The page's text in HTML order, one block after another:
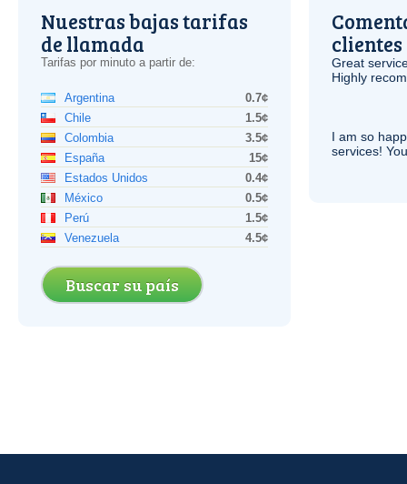
Nuestras bajas tarifas
de llamada
Tarifas por minuto a partir de:
Argentina
0.7¢
Chile
1.5¢
Colombia
3.5¢
España
15¢
Estados Unidos
0.4¢
México
0.5¢
Perú
1.5¢
Venezuela
4.5¢
Buscar su país
clientes
Great
Highly
I am so
services!